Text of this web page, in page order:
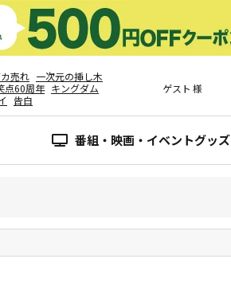
売れ 一次元の挿し木
点60周年 キングダム
告白
ゲスト 様
番組・映画・イベントグッズ